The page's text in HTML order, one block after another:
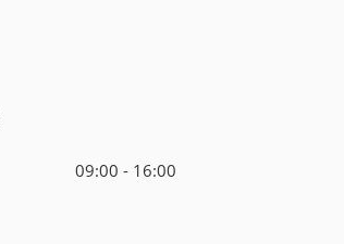
09:00 - 16:00